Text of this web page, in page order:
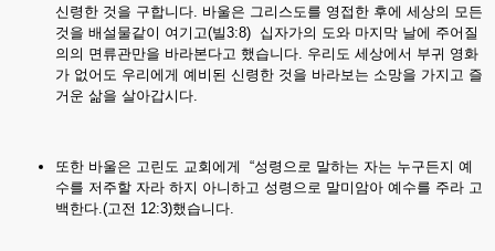
신령한 것을 구합니다. 바울은 그리스도를 영접한 후에 세상의 모든
것을 배설물같이 여기고(빌3:8) 십자가의 도와 마지막 날에 주어질
의의 면류관만을 바라본다고 했습니다. 우리도 세상에서 부귀 영화
가 없어도 우리에게 예비된 신령한 것을 바라보는 소망을 가지고 즐
거운 삶을 살아갑시다.
또한 바울은 고린도 교회에게 “성령으로 말하는 자는 누구든지 예
수를 저주할 자라 하지 아니하고 성령으로 말미암아 예수를 주라 고
백한다.(고전 12:3)했습니다.